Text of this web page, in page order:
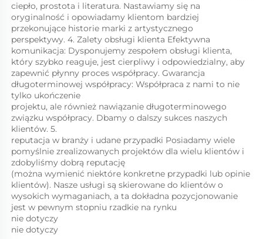
ciepło, prostota i literatura. Nastawiamy się na
oryginalność i opowiadamy klientom bardziej
przekonujące historie marki z artystycznego
perspektywy. 4. Zalety obsługi klienta Efektywna
komunikacja: Dysponujemy zespołem obsługi klienta,
który szybko reaguje, jest cierpliwy i odpowiedzialny, aby
zapewnić płynny proces współpracy. Gwarancja
długoterminowej współpracy: Współpraca z nami to nie
tylko ukończenie
projektu, ale również nawiązanie długoterminowego
związku współpracy. Dbamy o dalszy sukces naszych
klientów. 5.
reputacja w branży i udane przypadki Posiadamy wiele
pomyślnie zrealizowanych projektów dla wielu klientów i
zdobyliśmy dobrą reputację
(można wymienić niektóre konkretne przypadki lub opinie
klientów). Nasze usługi są skierowane do klientów o
wysokich wymaganiach, a ta dokładna pozycjonowanie
jest w pewnym stopniu rzadkie na rynku
nie dotyczy
nie dotyczy